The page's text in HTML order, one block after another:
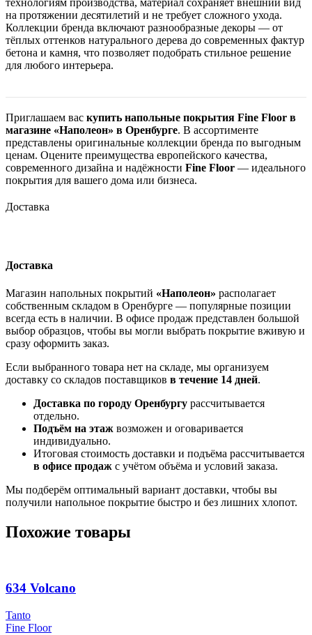
технологиям производства, материал сохраняет внешний вид
на протяжении десятилетий и не требует сложного ухода.
Коллекции бренда включают разнообразные декоры — от
тёплых оттенков натурального дерева до современных фактур
бетона и камня, что позволяет подобрать стильное решение
для любого интерьера.
Приглашаем вас купить напольные покрытия Fine Floor в
магазине «Наполеон» в Оренбурге. В ассортименте
представлены оригинальные коллекции бренда по выгодным
ценам. Оцените преимущества европейского качества,
современного дизайна и надёжности Fine Floor — идеального
покрытия для вашего дома или бизнеса.
Доставка
Доставка
Магазин напольных покрытий «Наполеон» располагает
собственным складом в Оренбурге — популярные позиции
всегда есть в наличии. В офисе продаж представлен большой
выбор образцов, чтобы вы могли выбрать покрытие вживую и
сразу оформить заказ.
Если выбранного товара нет на складе, мы организуем
доставку со складов поставщиков в течение 14 дней.
Доставка по городу Оренбургу рассчитывается
отдельно.
Подъём на этаж возможен и оговаривается
индивидуально.
Итоговая стоимость доставки и подъёма рассчитывается
в офисе продаж с учётом объёма и условий заказа.
Мы подберём оптимальный вариант доставки, чтобы вы
получили напольное покрытие быстро и без лишних хлопот.
Похожие товары
634 Volcano
Tanto
Fine Floor